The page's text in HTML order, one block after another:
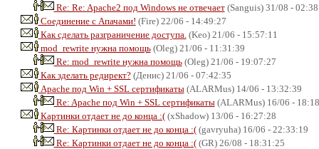
Re: Re: Apache2 под Windows не отвечает(Sanguis) 31/08 -
Соединение с Апачами! (Fire) 22/06 - 14:49:27
Как сделать разграничение доступа. (Keo) 21/06 - 15:57:11
mod_rewrite нужна помощь(Oleg) 21/06 - 11:31:39
Re: mod_rewrite нужна помощь(Oleg) 21/06 - 19:07:27
Как зделать редирект?(Денис) 21/06 - 07:42:35
Apache под Win + SSL сертификаты(ALARMus) 14/06 - 13:32:39
Re: Apache под Win + SSL сертификаты(ALARMus) 16/06 -
Картинки отдает не до конца :((xShadow) 13/06 - 16:27:28
Re: Картинки отдает не до конца :((gavryuha) 16/06 - 22:33:19
Re: Картинки отдает не до конца :((GR) 26/08 - 18:31:25